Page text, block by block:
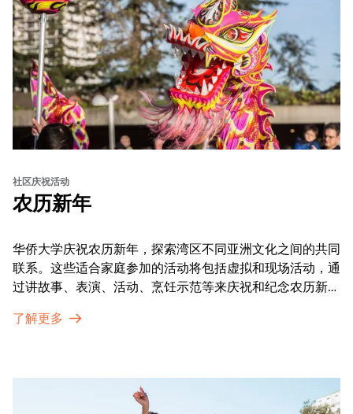
社区庆祝活动
农历新年
华侨大学庆祝农历新年，探索湾区不同亚洲文化之间的共同
联系。这些适合家庭参加的活动将包括虚拟和现场活动，通
过讲故事、表演、活动、烹饪示范等来庆祝和纪念农历新年
通过亲身参与和虚拟的治疗圈来相互支持。
了解更多